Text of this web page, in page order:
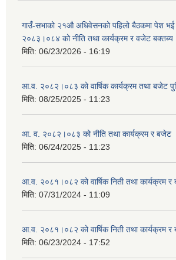
गाउँ-सभाको २१औ अधिवेसनको पहिलो बैठकमा पेश
२०८३।०८४ को नीति तथा कार्यक्रम र वजेट बक्तब्य
मिति: 06/23/2026 - 16:19
आ.व. २०८२।०८३ को वार्षिक कार्यक्रम तथा बजेट
मिति: 08/25/2025 - 11:23
आ. व. २०८२।०८३ को नीति तथा कार्यक्रम र बजेट
मिति: 06/24/2025 - 11:23
आ.व. २०८१।०८२ को वार्षिक निती तथा कार्यक्रम
मिति: 07/31/2024 - 11:09
आ.व. २०८१।०८२ को वार्षिक निती तथा कार्यक्रम
मिति: 06/23/2024 - 17:52